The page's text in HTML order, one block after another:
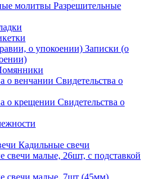
Разрешительные
Записки (о
Свидетельства о
Свидетельства о
Кадильные свечи
свечи малые, 26шт, с подставкой
свечи малые, 7шт (45мм)